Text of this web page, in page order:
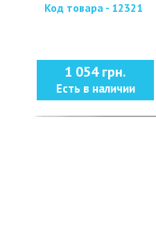
Код товара - 12321
1 054 грн.
Есть в наличии